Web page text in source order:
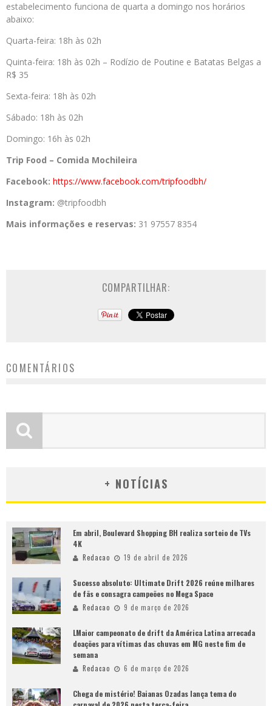
estabelecimento funciona de quarta a domingo nos horários
abaixo:
Quarta-feira: 18h às 02h
Quinta-feira: 18h às 02h – Rodízio de Poutine e Batatas Belgas a
R$ 35
Sexta-feira: 18h às 02h
Sábado: 18h às 02h
Domingo: 16h às 02h
Trip Food – Comida Mochileira
Facebook: https://www.facebook.com/tripfoodbh/
Instagram: @tripfoodbh
Mais informações e reservas: 31 97557 8354
COMPARTILHAR:
COMENTÁRIOS
+ NOTÍCIAS
Em abril, Boulevard Shopping BH realiza sorteio de TVs
4K
Redacao 19 de abril de 2026
Sucesso absoluto: Ultimate Drift 2026 reúne milhares
de fãs e consagra campeões no Mega Space
Redacao 9 de março de 2026
LMaior campeonato de drift da América Latina arrecada
doações para vítimas das chuvas em MG neste fim de
semana
Redacao 6 de março de 2026
Chega de mistério! Baianas Ozadas lança tema do